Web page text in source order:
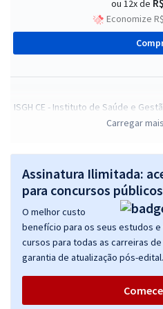
ou 12x de R$
Economize
ISGH CE - Instituto de Saúde e
- Técnico em
Economize
ISGH CE - Instituto de Saúde e
- Conhecimentos Básicos para
Carregar
Assinatura Ilimitada:
para concursos
O melhor custo
benefício para os seus estudos e
cursos para todas as carreiras
garantia de atualização pós-edital.